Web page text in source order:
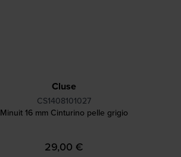
Cluse
CS1408101027
Minuit 16 mm Cinturino pelle grigio
29,00 €